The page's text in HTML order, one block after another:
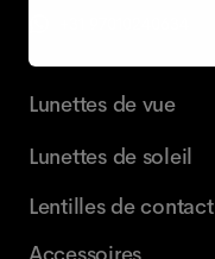
Lunettes de vue
Lunettes de soleil
Lentilles de contact